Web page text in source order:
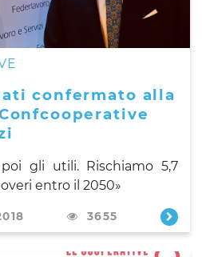
confermato alla
gli utili. Rischiamo 5,7
entro il 2050»
3655